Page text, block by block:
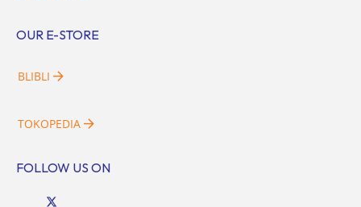
OUR E-STORE
BLIBLI
TOKOPEDIA
FOLLOW US ON